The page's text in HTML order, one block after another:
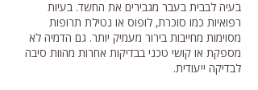
בעיה לבבית בעבר מגבירים את החשד. בעיות
רפואיות כמו סוכרת, לופוס או נטילת תרופות
מסוימות מחייבות בירור מעמיק יותר. גם הדמיה לא
מספקת או קושי טכני בבדיקות אחרות מהוות סיבה
לבדיקה ייעודית.